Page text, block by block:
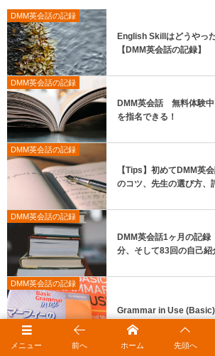
DMM英会話の記録
English Skillはどうやっ
【DMM英会話の記録】
DMM英会話の記録
DMM英会話 無料体験中
を指名できる！
DMM英会話の記録
【Tips】初めてDMM英
のコツ、先生の選び方、
DMM英会話の記録
DMM英会話1ヶ月の記
分、そして83回の自己紹
DMM英会話の記録
Grammar in Use (Basic)
DMM英会話の記録
メニュー 前へ ホーム 先頭へ